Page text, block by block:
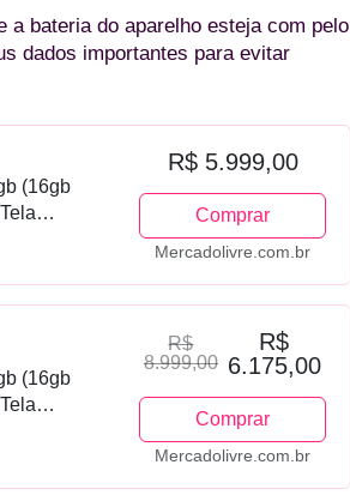
bateria do aparelho esteja com pelo
dados importantes para evitar
(16gb
R$ 5.999,00
Comprar
Mercadolivre.com.br
(16gb
R$
8.999,00
R$
6.175,00
Comprar
Mercadolivre.com.br